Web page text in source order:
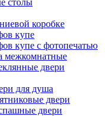
коробке
купе
купе с фотопечатью
межкомнатные
двери
для душа
двери
двери